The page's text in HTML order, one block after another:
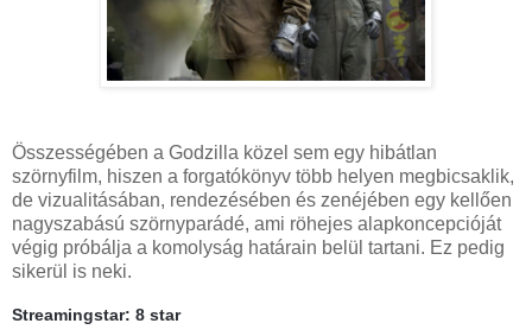
Összességében a Godzilla közel sem egy hibátlan
szörnyfilm, hiszen a forgatókönyv több helyen megbicsaklik,
de vizualitásában, rendezésében és zenéjében egy kellően
nagyszabású szörnyparádé, ami röhejes alapkoncepcióját
végig próbálja a komolyság határain belül tartani. Ez pedig
sikerül is neki.
Streamingstar: 8 star